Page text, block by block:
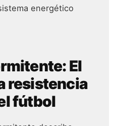
energético
El
resistencia
fútbol